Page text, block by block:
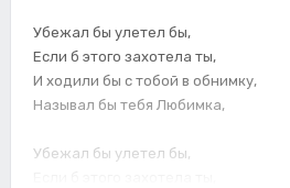
Убежал бы улетел бы,
Если б этого захотела ты,
И ходили бы с тобой в обнимку,
Называл бы тебя Любимка,
Убежал бы улетел бы,